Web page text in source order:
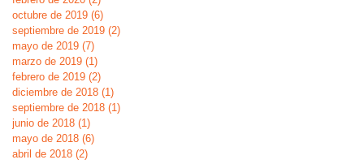
octubre de 2019 (6)
septiembre de 2019 (2)
mayo de 2019 (7)
marzo de 2019 (1)
febrero de 2019 (2)
diciembre de 2018 (1)
septiembre de 2018 (1)
junio de 2018 (1)
mayo de 2018 (6)
abril de 2018 (2)